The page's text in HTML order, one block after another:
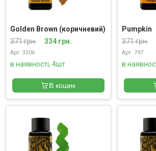
Golden Brown (коричневий)
371 грн.
334 грн.
Арт. 3306
в наявності, 4шт
В кошик
Pumpkin
371 грн.
Арт. 797
в